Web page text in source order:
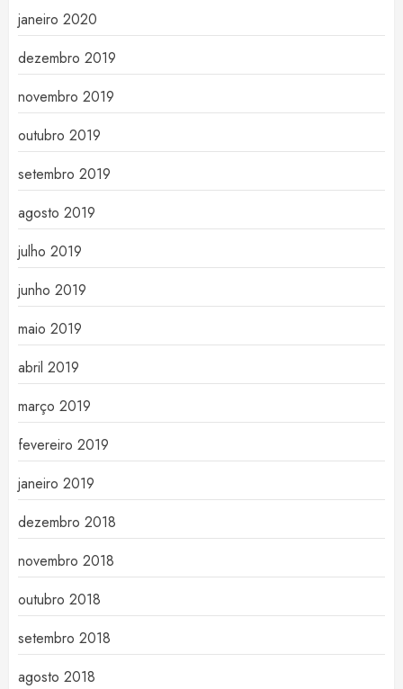
janeiro 2020
dezembro 2019
novembro 2019
outubro 2019
setembro 2019
agosto 2019
julho 2019
junho 2019
maio 2019
abril 2019
março 2019
fevereiro 2019
janeiro 2019
dezembro 2018
novembro 2018
outubro 2018
setembro 2018
agosto 2018